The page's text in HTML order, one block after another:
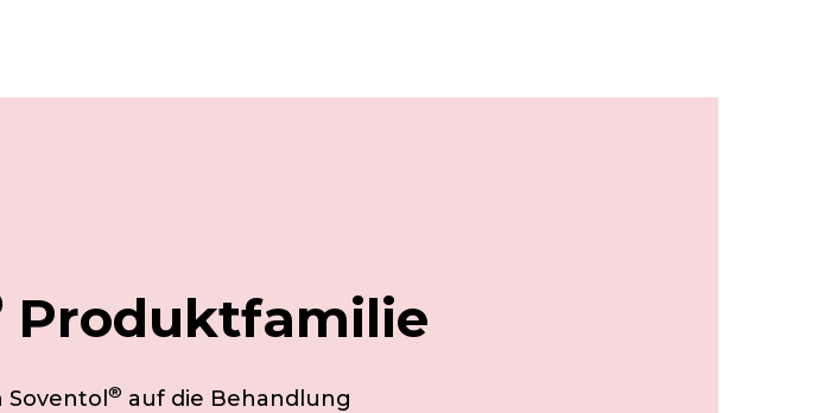
Produktfamilie
® auf die Behandlung